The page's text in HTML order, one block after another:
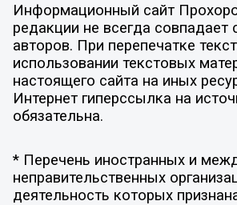
Информационный сайт
редакции не всегда совпадает
авторов. При перепечатке
использовании текстовых
настоящего сайта на иных
Интернет гиперссылка на
обязательна.
* Перечень иностранных и
неправительственных
деятельность которых